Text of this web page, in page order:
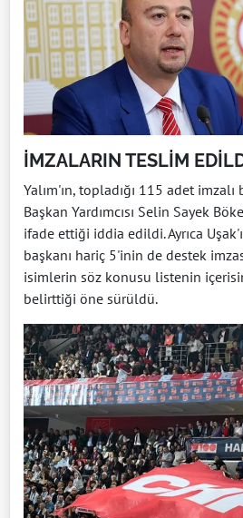
İMZALARIN TESLİM
Yalım'ın, topladığı 115 adet imzalı
Başkan Yardımcısı Selin Sayek
ifade ettiği iddia edildi. Ayrıca
başkanı hariç 5'inin de destek
isimlerin söz konusu listenin
belirttiği öne sürüldü.